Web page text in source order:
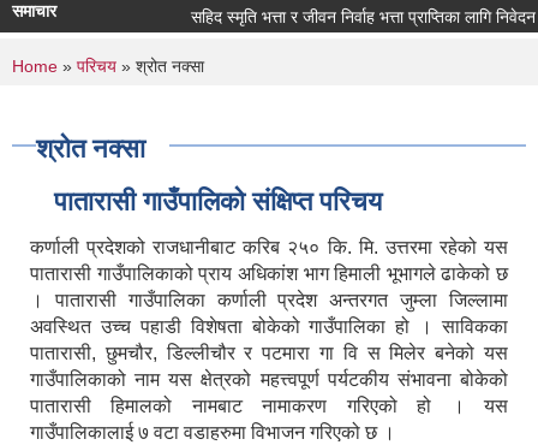
समाचार सहिद स्मृति भत्ता र जीवन निर्वाह भत्ता प्राप्तिका लागि निवेदन
You are here
Home » परिचय » श्रोत नक्सा
श्रोत नक्सा
पातारासी गाउँपालिको संक्षिप्त परिचय
कर्णाली प्रदेशको राजधानीबाट करिब २५० कि. मि. उत्तरमा रहेको यस
पातारासी गाउँपालिकाको प्राय अधिकांश भाग हिमाली भूभागले ढाकेको छ
। पातारासी गाउँपालिका कर्णाली प्रदेश अन्तरगत जुम्ला जिल्लामा
अवस्थित उच्च पहाडी विशेषता बोकेको गाउँपालिका हो । साविकका
पातारासी, छुमचौर, डिल्लीचौर र पटमारा गा वि स मिलेर बनेको यस
गाउँपालिकाको नाम यस क्षेत्रको महत्त्वपूर्ण पर्यटकीय संभावना बोकेको
पातारासी हिमालको नामबाट नामाकरण गरिएको हो । यस
गाउँपालिकालाई ७ वटा वडाहरुमा विभाजन गरिएको छ ।